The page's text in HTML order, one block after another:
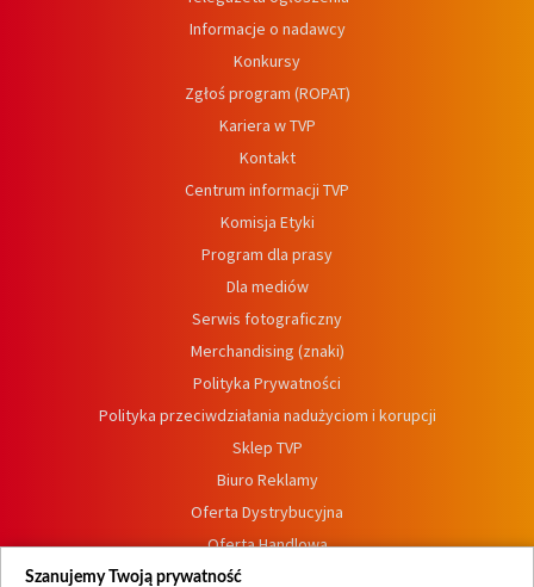
Informacje o nadawcy
Konkursy
Zgłoś program (ROPAT)
Kariera w TVP
Kontakt
Centrum informacji TVP
Komisja Etyki
Program dla prasy
Dla mediów
Serwis fotograficzny
Merchandising (znaki)
Polityka Prywatności
Polityka przeciwdziałania nadużyciom i korupcji
Sklep TVP
Biuro Reklamy
Oferta Dystrybucyjna
Oferta Handlowa
Dostępność
Szanujemy Twoją prywatność